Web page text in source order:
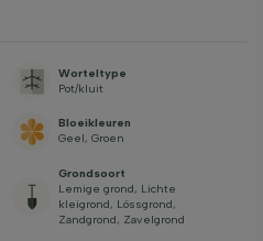
Worteltype
Pot/kluit
Bloeikleuren
Geel, Groen
Grondsoort
Lemige grond, Lichte
kleigrond, Lössgrond,
Zandgrond, Zavelgrond